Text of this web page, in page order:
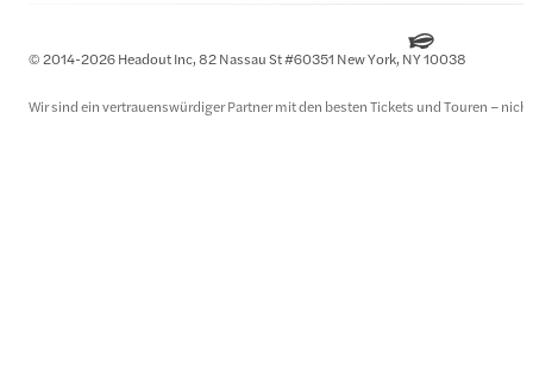
© 2014-2026 Headout Inc, 82 Nassau St #60351 New York, NY 10038
Wir sind ein vertrauenswürdiger Partner mit den besten Tickets und Touren –